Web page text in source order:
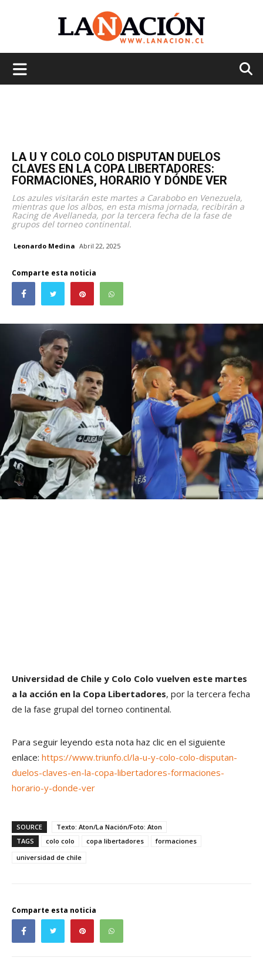
LA U Y COLO COLO DISPUTAN DUELOS
CLAVES EN LA COPA LIBERTADORES:
FORMACIONES, HORARIO Y DÓNDE VER
Los azules visitarán este martes a Carabobo en Venezuela,
mientras que los albos, en esta misma jornada, recibirán a
Racing de Avellaneda, por la tercera fecha de la fase de
grupos del torneo continental.
Leonardo Medina Abril 22, 2025
Comparte esta noticia
Universidad de Chile y Colo Colo vuelven este martes
a la acción en la Copa Libertadores, por la tercera fecha
de la fase grupal del torneo continental.
Para seguir leyendo esta nota haz clic en el siguiente
enlace: https://www.triunfo.cl/la-u-y-colo-colo-disputan-
duelos-claves-en-la-copa-libertadores-formaciones-
horario-y-donde-ver
SOURCE
Texto: Aton/La Nación/Foto: Aton
TAGS
colo colo copa libertadores
formaciones
universidad de chile
Comparte esta noticia